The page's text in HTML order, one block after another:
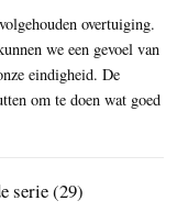
overtuiging.
we een gevoel van
eindigheid. De
om te doen wat goed
serie (29)